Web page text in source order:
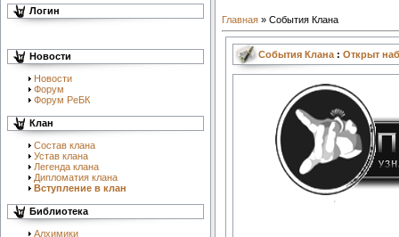
Логин
Новости
Новости
Форум
Форум РеБК
Клан
Состав клана
Устав клана
Легенда клана
Дипломатия клана
Вступление в клан
Библиотека
Алхимики
Главная » События Клана
События Клана : Открыт